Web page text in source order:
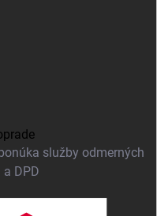
služby odmerných
DPD